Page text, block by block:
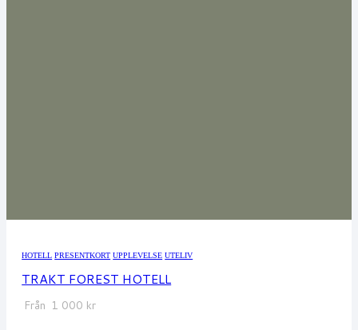
HOTELL PRESENTKORT UPPLEVELSE UTELIV
TRAKT FOREST HOTELL
Från 1 000 kr